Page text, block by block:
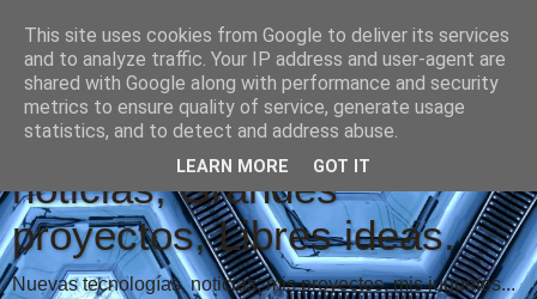
Vindicare Blog: Buenas
noticias, Grandes
proyectos, Libres ideas.
Nuevas tecnologías, noticias, mis proyectos, mis juguetes...
This site uses cookies from Google to deliver its services
and to analyze traffic. Your IP address and user-agent are
shared with Google along with performance and security
metrics to ensure quality of service, generate usage
statistics, and to detect and address abuse.
LEARN MORE GOT IT